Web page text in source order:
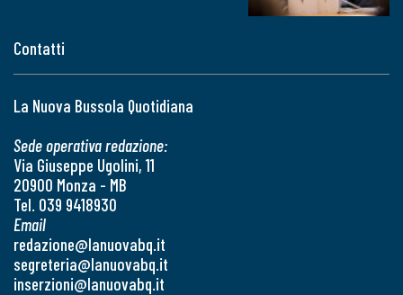
Contatti
La Nuova Bussola Quotidiana
Sede operativa redazione:
Via Giuseppe Ugolini, 11
20900 Monza - MB
Tel. 039 9418930
Email
redazione@lanuovabq.it
segreteria@lanuovabq.it
inserzioni@lanuovabq.it